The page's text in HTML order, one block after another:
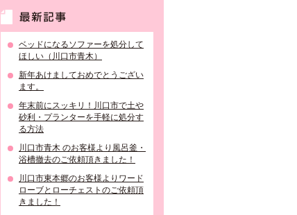
ベッドになるソファーを処分して
ほしい（川口市青木）
新年あけましておめでとうござい
ます。
年末前にスッキリ！川口市で土や
砂利・プランターを手軽に処分す
る方法
川口市青木 のお客様より風呂釜・
浴槽撤去のご依頼頂きました！
川口市東本郷のお客様よりワード
ローブとローチェストのご依頼頂
きました！